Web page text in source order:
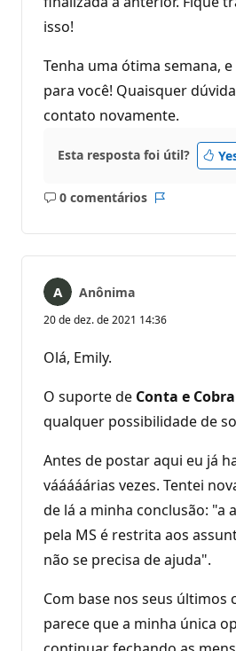
isso!
Tenha uma ótima semana,
para você! Quaisquer
contato novamente.
Esta resposta foi útil?
0 comentários
Sem
Anônima
20 de dez. de 2021 14:36
Olá, Emily.
O suporte de Conta e
qualquer possibilidade de
Antes de postar aqui eu já
vááááárias vezes. Tentei
de lá a minha conclusão: "a
pela MS é restrita aos
não se precisa de ajuda".
Com base nos seus últimos
parece que a minha única